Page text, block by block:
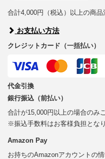
合計4,000円（税込）以上の商
お支払い方法
クレジットカード（一括払い）
代金引換
銀行振込（前払い）
合計が15,000円以上の場合のみ
※振込手数料はお客様負担となり
Amazon Pay
お持ちのAmazonアカウントの